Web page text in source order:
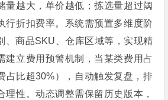
量越大，单价越低；拣选量超过阈
行折扣费率。系统需预置多维度阶
、商品SKU、仓库区域等，实现精
建立费用预警机制，当某类费用占
占比超30%），自动触发复盘，排
理性。动态调整需保留历史版本，